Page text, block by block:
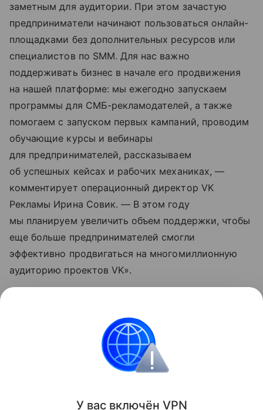
заметным для аудитории. При этом зачастую
предприниматели начинают пользоваться онлайн-
площадками без дополнительных ресурсов или
специалистов по SMM. Для нас важно
поддерживать бизнес в начале его продвижения
на нашей платформе: мы ежегодно запускаем
программы для СМБ-рекламодателей, а также
помогаем с запуском первых кампаний, проводим
обучающие курсы и вебинары
для предпринимателей, рассказываем
об успешных кейсах и рабочих механиках, —
комментирует операционный директор VK
Рекламы Ирина Совик. — В этом году
мы планируем увеличить объем поддержки, чтобы
еще больше предпринимателей смогли
эффективно продвигаться на многомиллионную
аудиторию проектов VK».
Акции: их виды и способы
инвестирования
В статье подробно расскажем о том, что такое
акции и как на них можно заработать.
У вас включён VPN